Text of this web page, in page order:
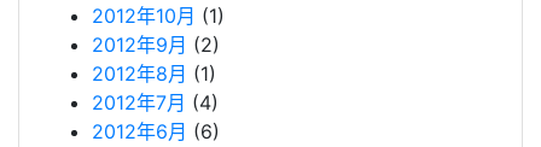
2012年10月 (1)
2012年9月 (2)
2012年8月 (1)
2012年7月 (4)
2012年6月 (6)